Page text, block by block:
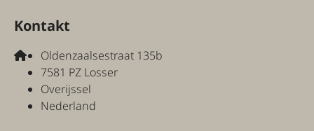
Kontakt
Oldenzaalsestraat 135b
7581 PZ Losser
Overijssel
Nederland